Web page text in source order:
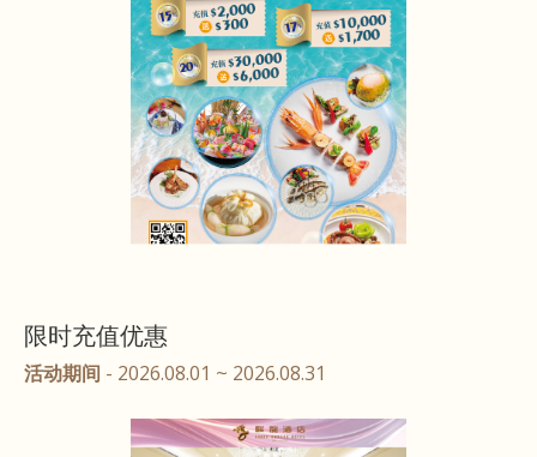
限时充值优惠
活动期间 - 2026.08.01 ~ 2026.08.31